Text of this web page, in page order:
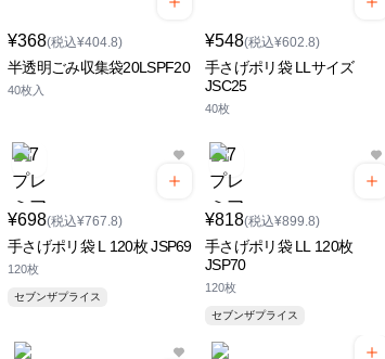
¥368(税込¥404.8)
半透明ごみ収集袋20LSPF20
40枚入
¥548(税込¥602.8)
手さげポリ袋 LLサイズ
JSC25
40枚
¥698(税込¥767.8)
手さげポリ袋 L 120枚 JSP69
120枚
セブンザプライス
¥818(税込¥899.8)
手さげポリ袋 LL 120枚
JSP70
120枚
セブンザプライス